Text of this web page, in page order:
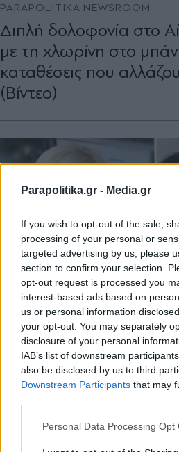
Parapolitika.gr - Media.gr
If you wish to opt-out of the sale,
processing of your personal or
targeted advertising by us, please
section to confirm your selection.
opt-out request is processed you
interest-based ads based on
us or personal information
your opt-out. You may separately
disclosure of your personal
IAB’s list of downstream
also be disclosed by us to third
Downstream Participants that may
Personal Data Processing Opt
PARAPOLITIKA NEWSROOM
Διπλή δολοφονία στο
με τη χλωρίνη στο
καταθέσεις που
(Βίντεο)
LIFESTYLE
16.06.2026 15:25
PARAPOLITIKA NEWSROOM
Μαρίνα Σταυράκη: Η
τον Τούρκο σύντροφό
απόσταση δοκιμάζει τη
Εγγραφή στο